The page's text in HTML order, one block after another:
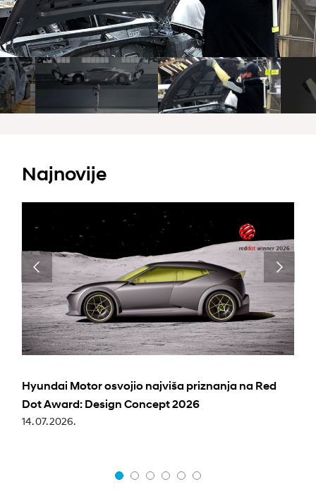
Najnovije
Hyundai Motor osvojio najviša priznanja na Red
Dot Award: Design Concept 2026
14. 07. 2026.